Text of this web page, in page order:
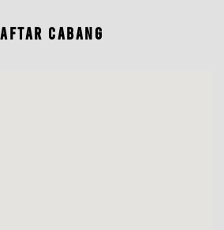
CABANG